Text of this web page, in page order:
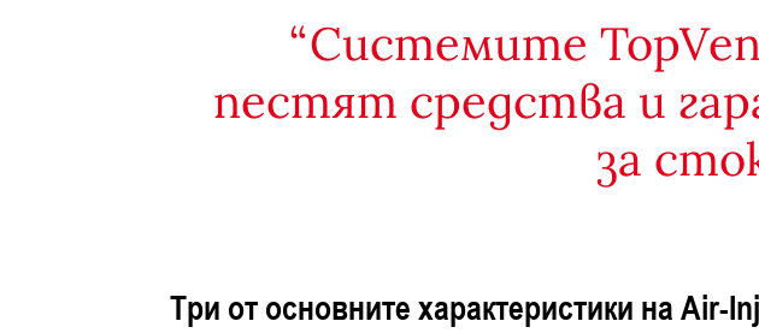
Системите
пестят средства и
за
Три от основните характеристики на Air-